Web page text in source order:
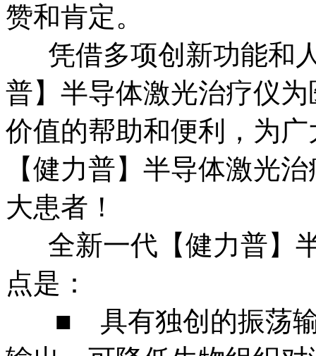
赞和肯定。
凭借多项创新功能和
普】半导体激光治疗仪
价值的帮助和便利，为
【健力普】半导体激光
大患者！
全新一代【健力普】
点是：
■ 具有独创的振荡输